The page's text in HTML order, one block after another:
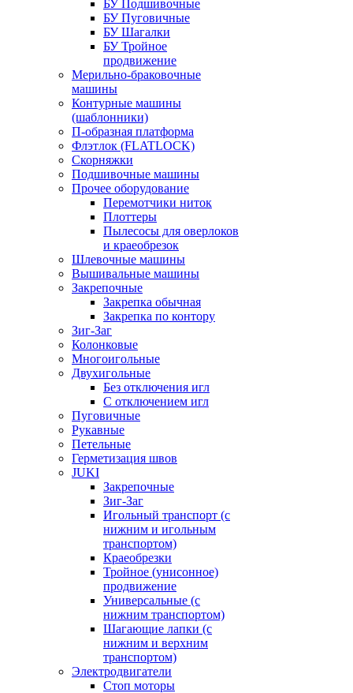
БУ Подшивочные
БУ Пуговичные
БУ Шагалки
БУ Тройное
продвижение
Мерильно-браковочные
машины
Контурные машины
(шаблонники)
П-образная платформа
Флэтлок (FLATLOCK)
Скорняжки
Подшивочные машины
Прочее оборудование
Перемотчики ниток
Плоттеры
Пылесосы для оверлоков
и краеобрезок
Шлевочные машины
Вышивальные машины
Закрепочные
Закрепка обычная
Закрепка по контору
Зиг-Заг
Колонковые
Многоигольные
Двухигольные
Без отключения игл
С отключением игл
Пуговичные
Рукавные
Петельные
Герметизация швов
JUKI
Закрепочные
Зиг-Заг
Игольный транспорт (с
нижним и игольным
транспортом)
Краеобрезки
Тройное (унисонное)
продвижение
Универсальные (с
нижним транспортом)
Шагающие лапки (с
нижним и верхним
транспортом)
Электродвигатели
Стоп моторы